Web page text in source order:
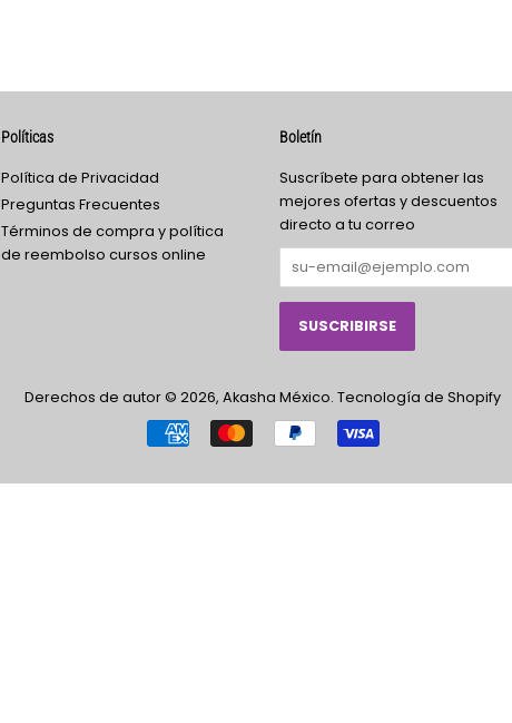
Políticas
Política de Privacidad
Preguntas Frecuentes
Términos de compra y política
de reembolso cursos online
Boletín
Suscríbete para obtener las
mejores ofertas y descuentos
directo a tu correo
Derechos de autor © 2026, Akasha México. Tecnología de Shopify
Métodos
pago